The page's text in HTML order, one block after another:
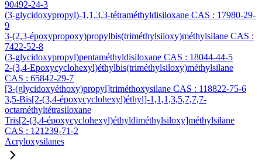
90492-24-3
(3-glycidoxypropyl)-1,1,3,3-tétraméthyldisiloxane CAS : 17980-29-
9
3-(2,3-époxypropoxy)propylbis(triméthylsiloxy)méthylsilane CAS :
7422-52-8
(3-glycidoxypropyl)pentaméthyldisiloxane CAS : 18044-44-5
2-(3,4-Epoxycyclohexyl)éthylbis(triméthylsiloxy)méthylsilane
CAS : 65842-29-7
[3-(glycidoxyéthoxy)propyl]triméthoxysilane CAS : 118822-75-6
3,5-Bis[2-(3,4-époxycyclohexyl)éthyl]-1,1,1,3,5,7,7,7-
octaméthyltétrasiloxane
Tris[2-(3,4-époxycyclohexyl)éthyldiméthylsiloxy]méthylsilane
CAS : 121239-71-2
Acryloxysilanes